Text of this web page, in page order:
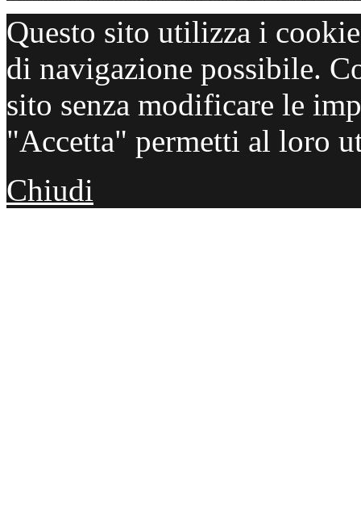
Questo sito utilizza i
di navigazione possibile.
sito senza modificare le
"Accetta" permetti al loro
Chiudi